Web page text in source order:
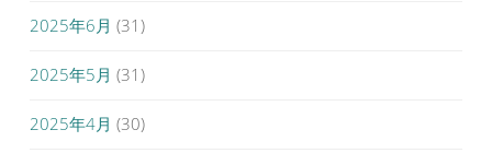
2025年6月 (31)
2025年5月 (31)
2025年4月 (30)